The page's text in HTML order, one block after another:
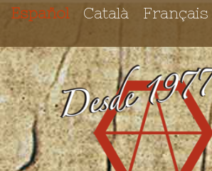
Español Català Français